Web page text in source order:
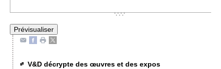
V&D décrypte des œuvres et des expos